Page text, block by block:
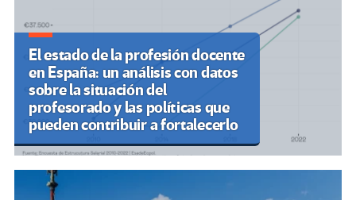
El estado de la profesión docente
en España: un análisis con datos
sobre la situación del
profesorado y las políticas que
pueden contribuir a fortalecerlo